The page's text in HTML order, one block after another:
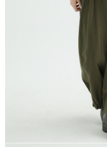
１．透過由恩沛科技股份有限公
易，需依本服務之必要範圍內提
２．關於個人資料處理事宜，請瀏
https://aftee.tw/terms/#terms3
３．未成年的使用者請事先徵得
「AFTEE先享後付」，若未經同
４．使用「AFTEE先享後付」時
時審查核予不同之上限額度；若
５．嚴禁一人註冊多個帳號或使
恩沛科技股份有限公司將有權停